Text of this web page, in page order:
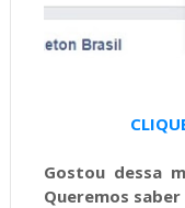
Gostou dessa
Queremos